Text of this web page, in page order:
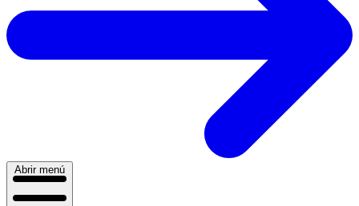
Abrir menú